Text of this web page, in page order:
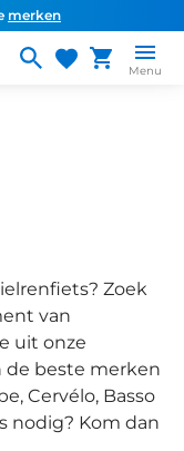
merken
Menu
Zoek
van
uit onze
de beste merken
Cervélo, Basso
nodig? Kom dan